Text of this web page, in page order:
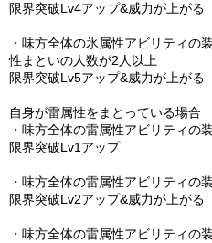
限界突破Lv4アップ&威力が上がる
・味方全体の氷属性アビリティの
性まといの人数が2人以上
限界突破Lv5アップ&威力が上がる
自身が雷属性をまとっている場合
・味方全体の雷属性アビリティの
限界突破Lv1アップ
・味方全体の雷属性アビリティの
限界突破Lv2アップ&威力が上がる
・味方全体の雷属性アビリティの